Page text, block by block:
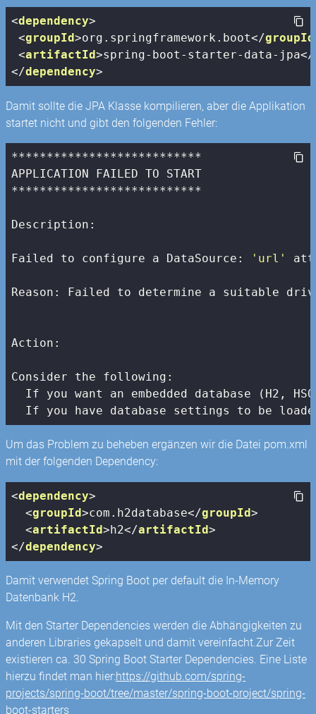
<dependency>
<groupId>org.springframework.boot</groupId
<artifactId>spring-boot-starter-data-jpa</
</dependency>
Damit sollte die JPA Klasse kompilieren, aber die Applikation
startet nicht und gibt den folgenden Fehler:
***************************
APPLICATION FAILED TO START
***************************
Description:
Failed to configure a DataSource: 'url'
Reason: Failed to determine a suitable
Action:
Consider the following:
If you want an embedded database (H2,
If you have database settings to be
Um das Problem zu beheben ergänzen wir die Datei pom.xml
mit der folgenden Dependency:
<dependency>
<groupId>com.h2database</groupId>
<artifactId>h2</artifactId>
</dependency>
Damit verwendet Spring Boot per default die In-Memory
Datenbank H2.
Mit den Starter Dependencies werden die Abhängigkeiten zu
anderen Libraries gekapselt und damit vereinfacht.Zur Zeit
existieren ca. 30 Spring Boot Starter Dependencies. Eine Liste
hierzu findet man hier:https://github.com/spring-
projects/spring-boot/tree/master/spring-boot-project/spring-
boot-starters